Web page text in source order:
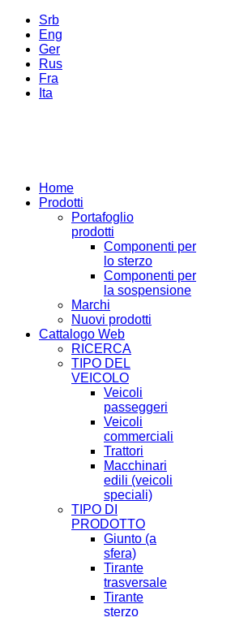
Srb
Eng
Ger
Rus
Fra
Ita
Home
Prodotti
Portafoglio
prodotti
Componenti per
lo sterzo
Componenti per
la sospensione
Marchi
Nuovi prodotti
Cattalogo Web
RICERCA
TIPO DEL
VEICOLO
Veicoli
passeggeri
Veicoli
commerciali
Trattori
Macchinari
edili (veicoli
speciali)
TIPO DI
PRODOTTO
Giunto (a
sfera)
Tirante
trasversale
Tirante
sterzo